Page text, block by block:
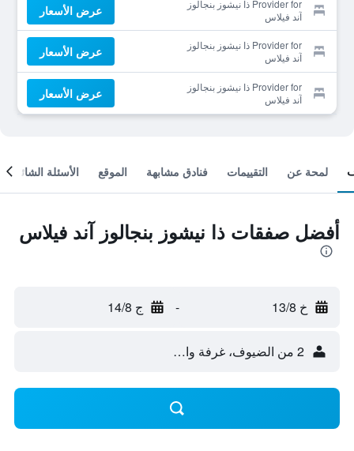
Provider for ذا نيشوز بنجالوز
آند فيلاس
عرض الأسعار
Provider for ذا نيشوز بنجالوز
آند فيلاس
عرض الأسعار
Provider for ذا نيشوز بنجالوز
آند فيلاس
عرض الأسعار
لمحة عن التقييمات فنادق مشابهة الموقع الأسئلة الشائعة
أفضل صفقات ذا نيشوز بنجالوز آند فيلاس
خ 13/8 - ج 14/8
2 من الضيوف، غرفة واحدة